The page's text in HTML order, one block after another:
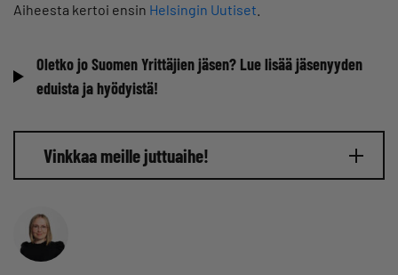
Aiheesta kertoi ensin Helsingin Uutiset
Oletko jo Suomen Yrittäjien jäsen? Lue lisää jäsenyyden
eduista ja hyödyistä!
Vinkkaa meille juttuaihe!